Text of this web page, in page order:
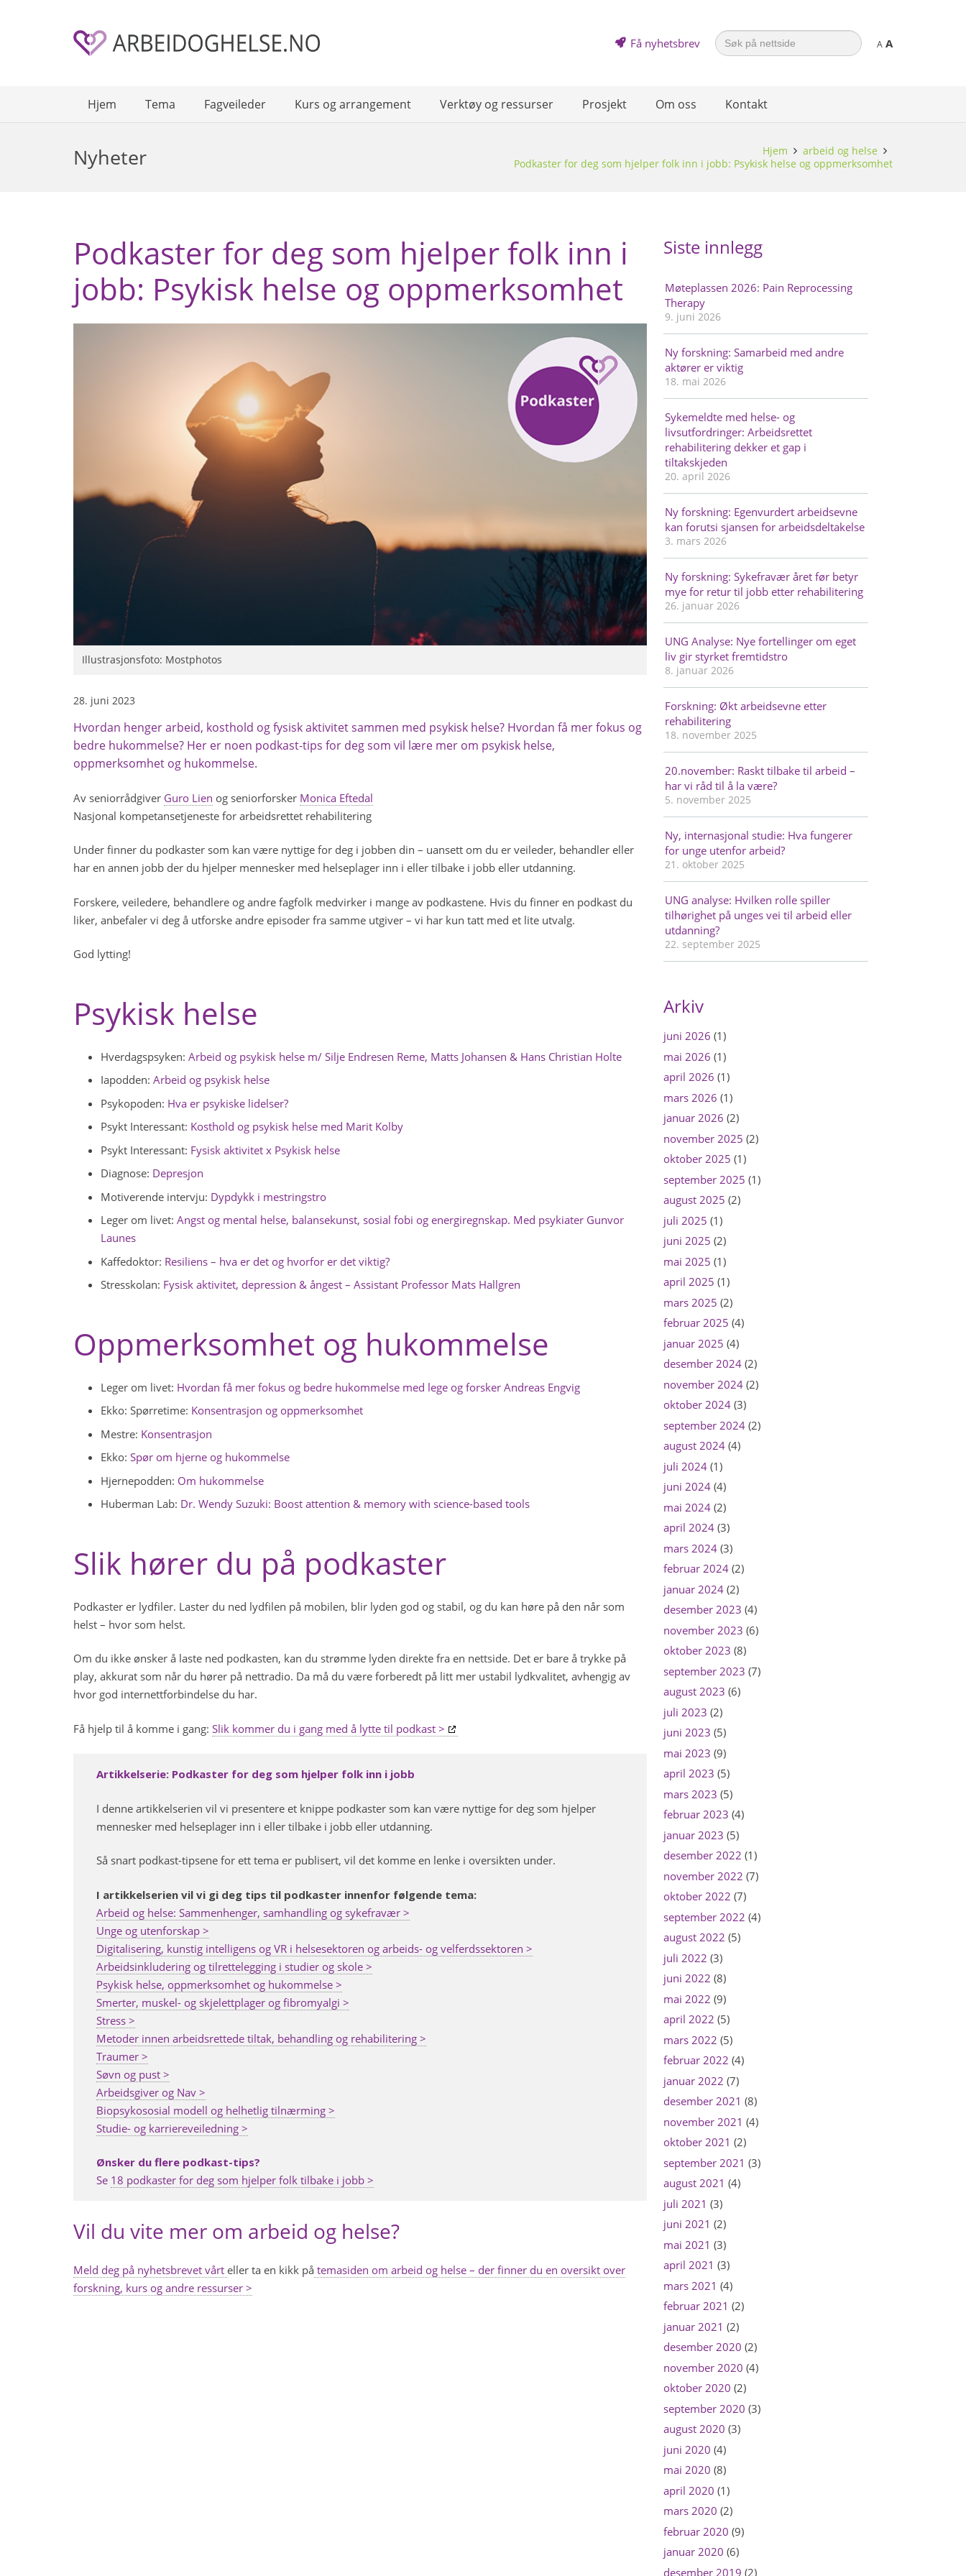
Få nyhetsbrev
Search
for: A A
Hjem Tema Fagveileder Kurs og arrangement Verktøy og ressurser Prosjekt Om oss Kontakt
Nyheter Hjem
arbeid og helse
Podkaster for deg som hjelper folk inn i jobb: Psykisk helse og oppmerksomhet
Podkaster for deg som hjelper folk inn i
jobb: Psykisk helse og oppmerksomhet
Illustrasjonsfoto: Mostphotos
28. juni 2023
Hvordan henger arbeid, kosthold og fysisk aktivitet sammen med psykisk helse? Hvordan få mer fokus og
bedre hukommelse? Her er noen podkast-tips for deg som vil lære mer om psykisk helse,
oppmerksomhet og hukommelse.
Av seniorrådgiver Guro Lien og seniorforsker Monica Eftedal
Nasjonal kompetansetjeneste for arbeidsrettet rehabilitering
Under finner du podkaster som kan være nyttige for deg i jobben din – uansett om du er veileder, behandler eller
har en annen jobb der du hjelper mennesker med helseplager inn i eller tilbake i jobb eller utdanning.
Forskere, veiledere, behandlere og andre fagfolk medvirker i mange av podkastene. Hvis du finner en podkast du
liker, anbefaler vi deg å utforske andre episoder fra samme utgiver – vi har kun tatt med et lite utvalg.
God lytting!
Psykisk helse
Hverdagspsyken: Arbeid og psykisk helse m/ Silje Endresen Reme, Matts Johansen & Hans Christian Holte
Iapodden: Arbeid og psykisk helse
Psykopoden: Hva er psykiske lidelser?
Psykt Interessant: Kosthold og psykisk helse med Marit Kolby
Psykt Interessant: Fysisk aktivitet x Psykisk helse
Diagnose: Depresjon
Motiverende intervju: Dypdykk i mestringstro
Leger om livet: Angst og mental helse, balansekunst, sosial fobi og energiregnskap. Med psykiater Gunvor
Launes
Kaffedoktor: Resiliens – hva er det og hvorfor er det viktig?
Stresskolan: Fysisk aktivitet, depression & ångest – Assistant Professor Mats Hallgren
Oppmerksomhet og hukommelse
Leger om livet: Hvordan få mer fokus og bedre hukommelse med lege og forsker Andreas Engvig
Ekko: Spørretime: Konsentrasjon og oppmerksomhet
Mestre: Konsentrasjon
Ekko: Spør om hjerne og hukommelse
Hjernepodden: Om hukommelse
Huberman Lab: Dr. Wendy Suzuki: Boost attention & memory with science-based tools
Slik hører du på podkaster
Podkaster er lydfiler. Laster du ned lydfilen på mobilen, blir lyden god og stabil, og du kan høre på den når som
helst – hvor som helst.
Om du ikke ønsker å laste ned podkasten, kan du strømme lyden direkte fra en nettside. Det er bare å trykke på
play, akkurat som når du hører på nettradio. Da må du være forberedt på litt mer ustabil lydkvalitet, avhengig av
hvor god internettforbindelse du har.
Få hjelp til å komme i gang: Slik kommer du i gang med å lytte til podkast >
Artikkelserie: Podkaster for deg som hjelper folk inn i jobb
I denne artikkelserien vil vi presentere et knippe podkaster som kan være nyttige for deg som hjelper
mennesker med helseplager inn i eller tilbake i jobb eller utdanning.
Så snart podkast-tipsene for ett tema er publisert, vil det komme en lenke i oversikten under.
I artikkelserien vil vi gi deg tips til podkaster innenfor følgende tema:
Arbeid og helse: Sammenhenger, samhandling og sykefravær >
Unge og utenforskap >
Digitalisering, kunstig intelligens og VR i helsesektoren og arbeids- og velferdssektoren >
Arbeidsinkludering og tilrettelegging i studier og skole >
Psykisk helse, oppmerksomhet og hukommelse >
Smerter, muskel- og skjelettplager og fibromyalgi >
Stress >
Metoder innen arbeidsrettede tiltak, behandling og rehabilitering >
Traumer >
Søvn og pust >
Arbeidsgiver og Nav >
Biopsykososial modell og helhetlig tilnærming >
Studie- og karriereveiledning >
Ønsker du flere podkast-tips?
Se 18 podkaster for deg som hjelper folk tilbake i jobb >
Vil du vite mer om arbeid og helse?
Meld deg på nyhetsbrevet vårt eller ta en kikk på temasiden om arbeid og helse – der finner du en oversikt over
forskning, kurs og andre ressurser >
Siste innlegg
Møteplassen 2026: Pain Reprocessing
Therapy
9. juni 2026
Ny forskning: Samarbeid med andre
aktører er viktig
18. mai 2026
Sykemeldte med helse- og
livsutfordringer: Arbeidsrettet
rehabilitering dekker et gap i
tiltakskjeden
20. april 2026
Ny forskning: Egenvurdert arbeidsevne
kan forutsi sjansen for arbeidsdeltakelse
3. mars 2026
Ny forskning: Sykefravær året før betyr
mye for retur til jobb etter rehabilitering
26. januar 2026
UNG Analyse: Nye fortellinger om eget
liv gir styrket fremtidstro
8. januar 2026
Forskning: Økt arbeidsevne etter
rehabilitering
18. november 2025
20.november: Raskt tilbake til arbeid –
har vi råd til å la være?
5. november 2025
Ny, internasjonal studie: Hva fungerer
for unge utenfor arbeid?
21. oktober 2025
UNG analyse: Hvilken rolle spiller
tilhørighet på unges vei til arbeid eller
utdanning?
22. september 2025
Arkiv
juni 2026 (1)
mai 2026 (1)
april 2026 (1)
mars 2026 (1)
januar 2026 (2)
november 2025 (2)
oktober 2025 (1)
september 2025 (1)
august 2025 (2)
juli 2025 (1)
juni 2025 (2)
mai 2025 (1)
april 2025 (1)
mars 2025 (2)
februar 2025 (4)
januar 2025 (4)
desember 2024(2)
november 2024(2)
oktober 2024(3)
september 2024(2)
august 2024(4)
juli 2024(1)
juni 2024(4)
mai 2024(2)
april 2024(3)
mars 2024(3)
februar 2024(2)
januar 2024(2)
desember 2023 (4)
november 2023 (6)
oktober 2023 (8)
september 2023 (7)
august 2023 (6)
juli 2023 (2)
juni 2023 (5)
mai 2023 (9)
april 2023 (5)
mars 2023 (5)
februar 2023 (4)
januar 2023 (5)
desember 2022 (1)
november 2022 (7)
oktober 2022 (7)
september 2022 (4)
august 2022 (5)
juli 2022 (3)
juni 2022 (8)
mai 2022 (9)
april 2022 (5)
mars 2022 (5)
februar 2022 (4)
januar 2022 (7)
desember 2021 (8)
november 2021 (4)
oktober 2021 (2)
september 2021 (3)
august 2021 (4)
juli 2021 (3)
juni 2021 (2)
mai 2021 (3)
april 2021 (3)
mars 2021 (4)
februar 2021 (2)
januar 2021 (2)
desember 2020 (2)
november 2020 (4)
oktober 2020 (2)
september 2020 (3)
august 2020 (3)
juni 2020 (4)
mai 2020 (8)
april 2020 (1)
mars 2020 (2)
februar 2020 (9)
januar 2020 (6)
desember 2019 (2)